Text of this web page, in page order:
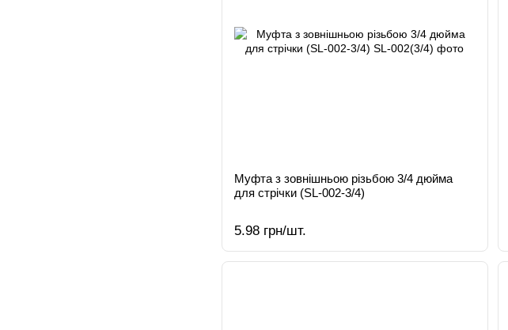
Муфта з зовнішньою різьбою 3/4 дюйма
для стрічки (SL-002-3/4)
5.98 грн/шт.